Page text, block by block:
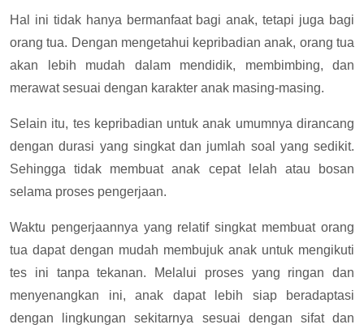
Hal ini tidak hanya bermanfaat bagi anak, tetapi juga bagi
orang tua. Dengan mengetahui kepribadian anak, orang tua
akan lebih mudah dalam mendidik, membimbing, dan
merawat sesuai dengan karakter anak masing-masing.
Selain itu, tes kepribadian untuk anak umumnya dirancang
dengan durasi yang singkat dan jumlah soal yang sedikit.
Sehingga tidak membuat anak cepat lelah atau bosan
selama proses pengerjaan.
Waktu pengerjaannya yang relatif singkat membuat orang
tua dapat dengan mudah membujuk anak untuk mengikuti
tes ini tanpa tekanan. Melalui proses yang ringan dan
menyenangkan ini, anak dapat lebih siap beradaptasi
dengan lingkungan sekitarnya sesuai dengan sifat dan